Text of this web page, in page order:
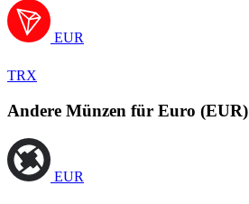
EUR
TRX
Andere Münzen für Euro (EUR)
EUR